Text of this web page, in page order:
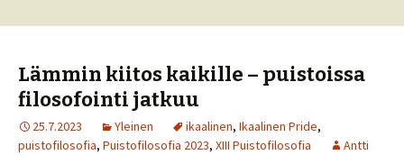
Lämmin kiitos kaikille – puistoissa
filosofointi jatkuu
25.7.2023 Yleinen ikaalinen, Ikaalinen Pride,
puistofilosofia, Puistofilosofia 2023, XIII Puistofilosofia
Antti